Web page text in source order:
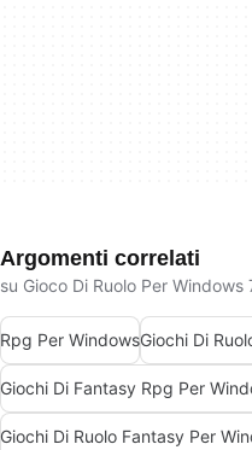
Argomenti correlati
su Gioco Di Ruolo Per Windows
Rpg Per WindowsGiochi Di
Giochi Di Fantasy Rpg Per
Giochi Di Ruolo Fantasy Per